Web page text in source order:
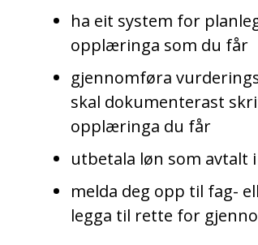
ha eit system for
opplæringa som du får
gjennomføra
skal dokumenterast
opplæringa du får
utbetala løn som
melda deg opp til fag-
legga til rette for